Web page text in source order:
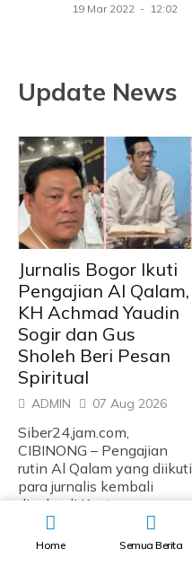
19 Mar 2022 - 12:02
Update News
Jurnalis Bogor Ikuti
Pengajian Al Qalam,
KH Achmad Yaudin
Sogir dan Gus
Sholeh Beri Pesan
Spiritual
ADMIN 07 Aug 2026
Siber24,jam.com,
CIBINONG – Pengajian
rutin Al Qalam yang diikuti
para jurnalis kembali
digelar di Kantor...
READ MORE
Home Semua Berita